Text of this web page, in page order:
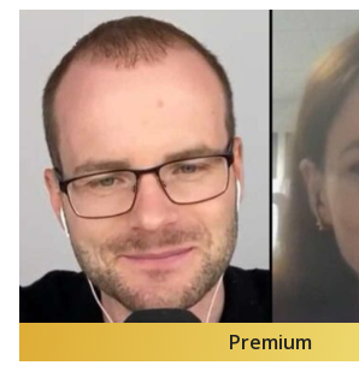
Premium